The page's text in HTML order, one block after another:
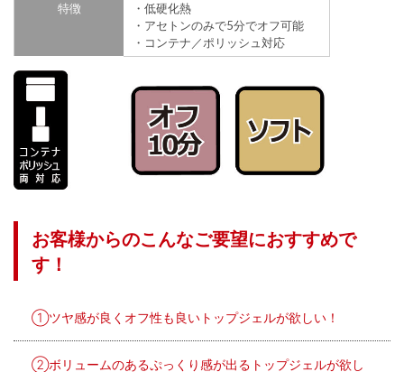
特徴
・低硬化熱
・アセトンのみで5分でオフ可能
・コンテナ／ポリッシュ対応
お客様からのこんなご要望におすすめで
す！
①ツヤ感が良くオフ性も良いトップジェルが欲しい！
②ボリュームのあるぷっくり感が出るトップジェルが欲し